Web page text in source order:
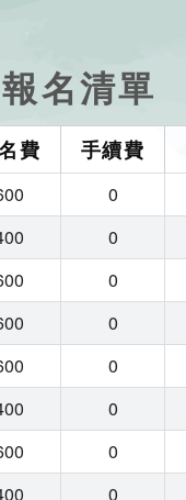
名清單
費 手續費
0
0
0
0
0
0
0
0